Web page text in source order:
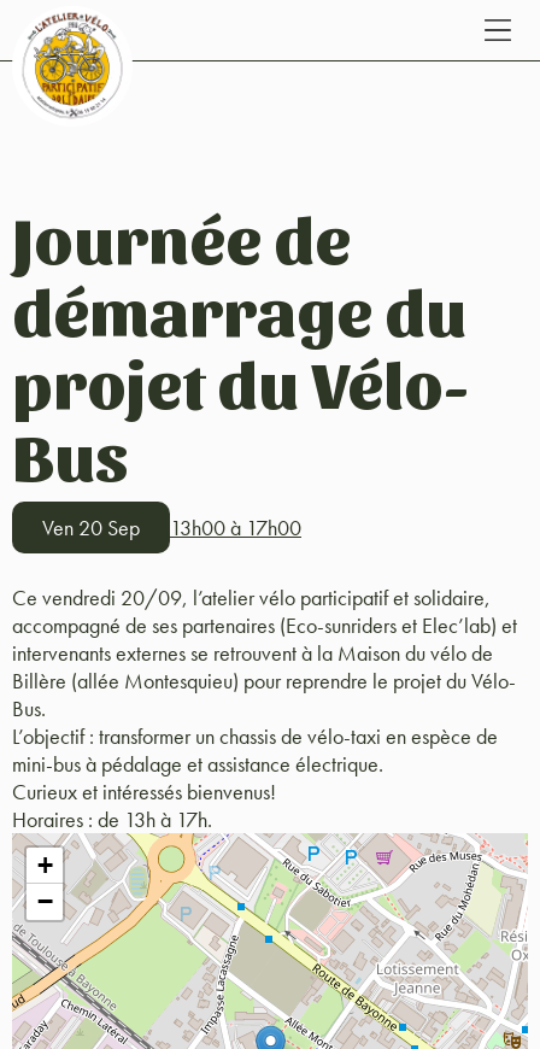
Journée de
démarrage du
projet du Vélo-
Bus
Ven 20 Sep 13h00 à 17h00
Ce vendredi 20/09, l’atelier vélo participatif et solidaire,
accompagné de ses partenaires (Eco-sunriders et Elec’lab) et
intervenants externes se retrouvent à la Maison du vélo de
Billère (allée Montesquieu) pour reprendre le projet du Vélo-
Bus.
L’objectif : transformer un chassis de vélo-taxi en espèce de
mini-bus à pédalage et assistance électrique.
Curieux et intéressés bienvenus!
Horaires : de 13h à 17h.
+
−